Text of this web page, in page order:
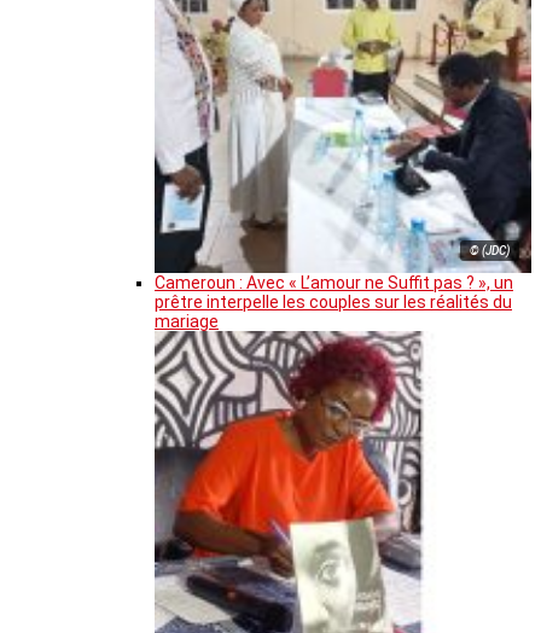
© (JDC)
Cameroun : Avec « L’amour ne Suffit pas ? », un
prêtre interpelle les couples sur les réalités du
mariage